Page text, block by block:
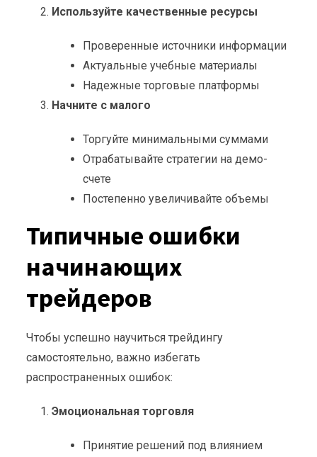
Используйте качественные ресурсы
Проверенные источники информации
Актуальные учебные материалы
Надежные торговые платформы
Начните с малого
Торгуйте минимальными суммами
Отрабатывайте стратегии на демо-
счете
Постепенно увеличивайте объемы
Типичные ошибки
начинающих
трейдеров
Чтобы успешно научиться трейдингу
самостоятельно, важно избегать
распространенных ошибок:
Эмоциональная торговля
Принятие решений под влиянием